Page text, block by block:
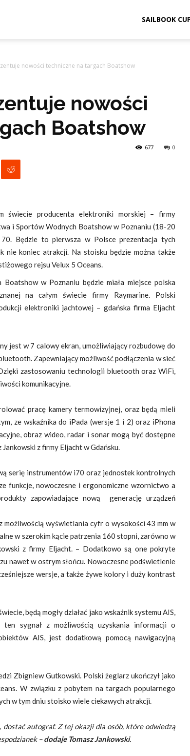
SAILBOOK
nowości techniczne na targach Boatshow
nowości
Boatshow
0
677
świecie producenta elektroniki morskiej – firmy
i Sportów Wodnych Boatshow w Poznaniu (18-20
Będzie to pierwsza w Polsce prezentacja tych
nie koniec atrakcji. Na stoisku będzie można także
rejsu Velux 5 Oceans.
w Poznaniu będzie miała miejsce polska
na całym świecie firmy Raymarine. Polski
elektroniki jachtowej – gdańska firma Eljacht
jest w 7 calowy ekran, umożliwiający rozbudowę do
Zapewniający możliwość podłączenia w sieć
zastosowaniu technologii bluetooth oraz WiFi,
komunikacyjne.
pracę kamery termowizyjnej, oraz będą mieli
ze wskaźnika do iPada (wersje 1 i 2) oraz iPhona
obraz wideo, radar i sonar mogą być dostępne
z firmy Eljacht w Gdańsku.
serię instrumentów i70 oraz jednostek kontrolnych
funkcje, nowoczesne i ergonomiczne wzornictwo a
zapowiadające nową generację urządzeń
wyświetlania cyfr o wysokości 43 mm w
w szerokim kącie patrzenia 160 stopni, zarówno w
z firmy Eljacht. – Dodatkowo są one pokryte
nawet w ostrym słońcu. Nowoczesne podświetlenie
wersje, a także żywe kolory i duży kontrast
będą mogły działać jako wskaźnik systemu AIS,
sygnał z możliwością uzyskania informacji o
AIS, jest dodatkową pomocą nawigacyjną
Zbigniew Gutkowski. Polski żeglarz ukończył jako
W związku z pobytem na targach popularnego
w tym dniu stoisko wiele ciekawych atrakcji.
dostać autograf. Z tej okazji dla osób, które odwiedzą
–dodaje Tomasz Jankowski.